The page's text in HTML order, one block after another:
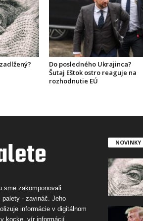
Do posledného Ukrajinca?
Šutaj Eštok ostro reaguje na
rozhodnutie EÚ
sme zakomponovali
- zavináč. Jeho
informácie v digitálnom
kocke, vír informácií.
NOVINKY